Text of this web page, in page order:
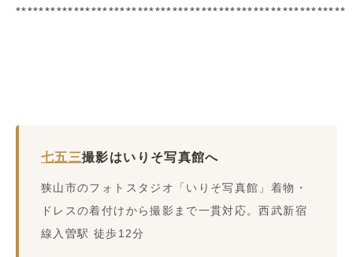
*********************************************************
七五三撮影はいりそ写真館へ
狭山市のフォトスタジオ「いりそ写真館」着物・
ドレスの着付けから撮影まで一貫対応。西武新宿
線入曽駅 徒歩12分